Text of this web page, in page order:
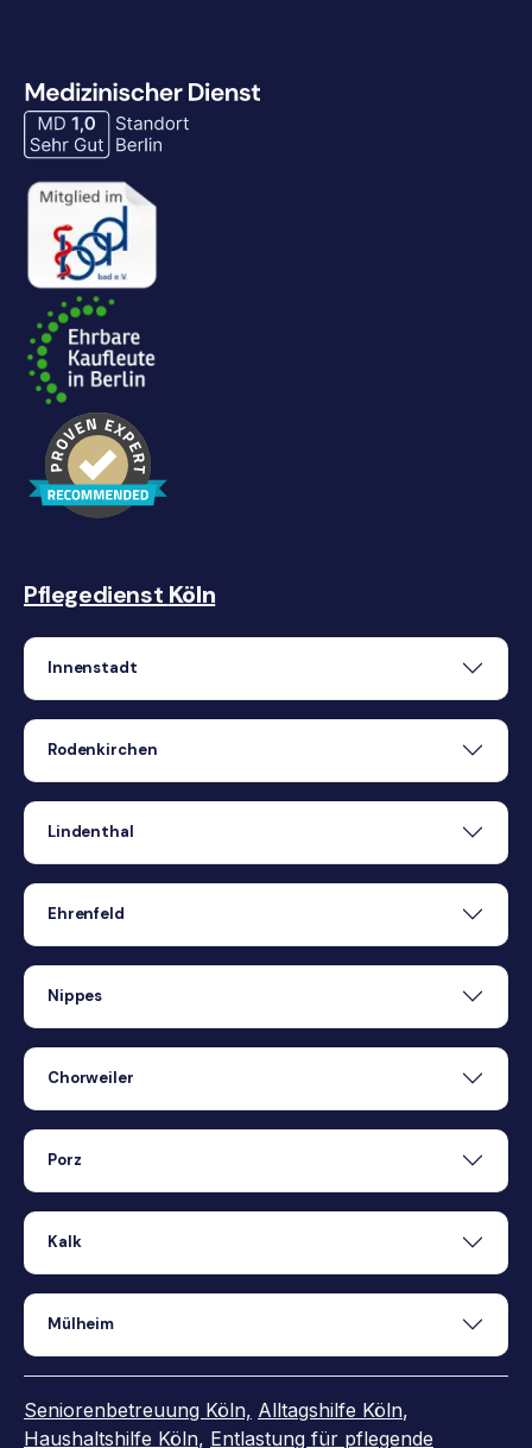
Pflegedienst Köln
Innenstadt
Rodenkirchen
Lindenthal
Ehrenfeld
Nippes
Chorweiler
Porz
Kalk
Mülheim
Seniorenbetreuung Köln, Alltagshilfe Köln,
Haushaltshilfe Köln, Entlastung für pflegende